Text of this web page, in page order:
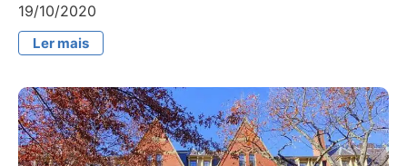
19/10/2020
Ler mais